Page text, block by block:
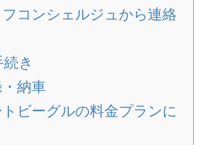
コンシェルジュから連絡
き
納車
ビーグルの料金プランに